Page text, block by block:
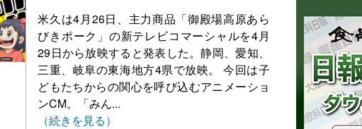
米久は4月26日、主力商品「御殿場高原あら
びきポーク」の新テレビコマーシャルを4月
29日から放映すると発表した。静岡、愛知、
三重、岐阜の東海地方4県で放映。 今回は子
どもたちからの関心を呼び込むアニメーショ
ンCM。「みん...
（続きを見る）